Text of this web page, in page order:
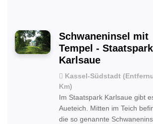
Schwaneninsel mit
Tempel - Staatspark
Karlsaue
Kassel-Südstadt
Km)
Im Staatspark Karlsaue gibt
Aueteich. Mitten im Teich
die so genannte